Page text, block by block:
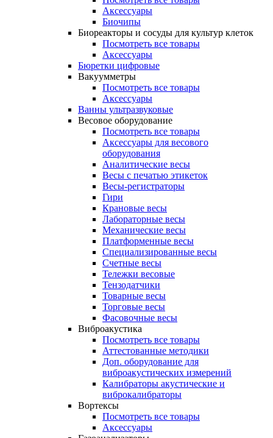
Аксессуары
Биочипы
Биореакторы и сосуды для культур клеток
Посмотреть все товары
Аксессуары
Бюретки цифровые
Вакуумметры
Посмотреть все товары
Аксессуары
Ванны ультразвуковые
Весовое оборудование
Посмотреть все товары
Аксессуары для весового
оборудования
Аналитические весы
Весы с печатью этикеток
Весы-регистраторы
Гири
Крановые весы
Лабораторные весы
Механические весы
Платформенные весы
Специализированные весы
Счетные весы
Тележки весовые
Тензодатчики
Товарные весы
Торговые весы
Фасовочные весы
Виброакустика
Посмотреть все товары
Аттестованные методики
Доп. оборудование для
виброакустических измерений
Калибраторы акустические и
виброкалибраторы
Вортексы
Посмотреть все товары
Аксессуары